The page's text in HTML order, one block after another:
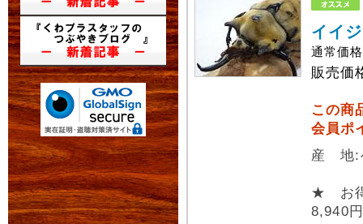
イイ
通常価
販売価
この商
会員ポ
産 地:
★ お
8,940